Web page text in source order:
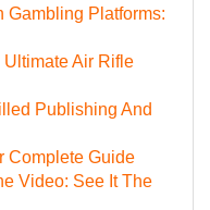
Gambling Platforms:
Air Rifle
Publishing And
Complete Guide
Video: See It The